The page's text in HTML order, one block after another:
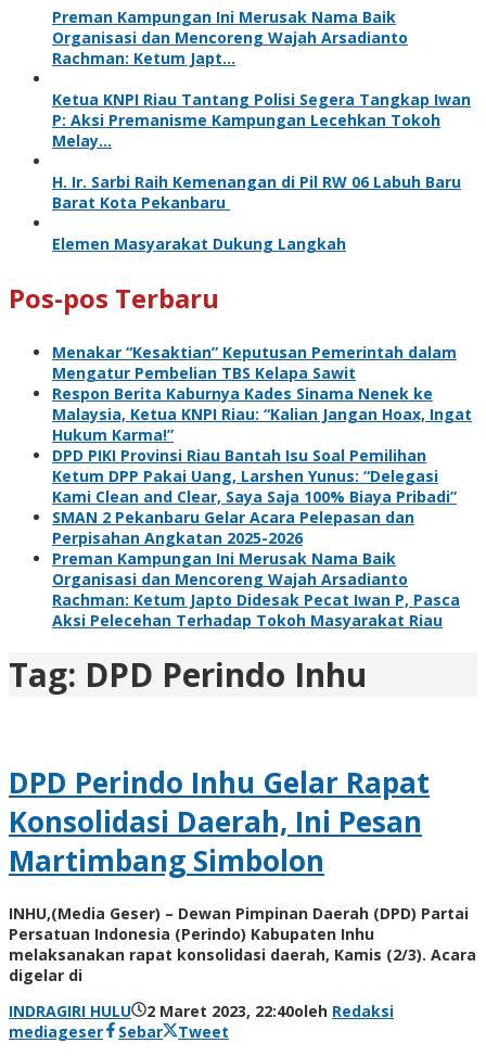
Preman Kampungan Ini Merusak Nama Baik
Organisasi dan Mencoreng Wajah Arsadianto
Rachman: Ketum Japt…
Ketua KNPI Riau Tantang Polisi Segera Tangkap Iwan
P: Aksi Premanisme Kampungan Lecehkan Tokoh
Melay…
H. Ir. Sarbi Raih Kemenangan di Pil RW 06 Labuh Baru
Barat Kota Pekanbaru
Elemen Masyarakat Dukung Langkah
Pos-pos Terbaru
Menakar “Kesaktian” Keputusan Pemerintah dalam
Mengatur Pembelian TBS Kelapa Sawit
Respon Berita Kaburnya Kades Sinama Nenek ke
Malaysia, Ketua KNPI Riau: “Kalian Jangan Hoax, Ingat
Hukum Karma!”
DPD PIKI Provinsi Riau Bantah Isu Soal Pemilihan
Ketum DPP Pakai Uang, Larshen Yunus: “Delegasi
Kami Clean and Clear, Saya Saja 100% Biaya Pribadi”
SMAN 2 Pekanbaru Gelar Acara Pelepasan dan
Perpisahan Angkatan 2025-2026
Preman Kampungan Ini Merusak Nama Baik
Organisasi dan Mencoreng Wajah Arsadianto
Rachman: Ketum Japto Didesak Pecat Iwan P, Pasca
Aksi Pelecehan Terhadap Tokoh Masyarakat Riau
Tag: DPD Perindo Inhu
DPD Perindo Inhu Gelar Rapat
Konsolidasi Daerah, Ini Pesan
Martimbang Simbolon
INHU,(Media Geser) – Dewan Pimpinan Daerah (DPD) Partai
Persatuan Indonesia (Perindo) Kabupaten Inhu
melaksanakan rapat konsolidasi daerah, Kamis (2/3). Acara
digelar di
INDRAGIRI HULU
2 Maret 2023, 22:40oleh Redaksi
mediageser
Sebar
Tweet